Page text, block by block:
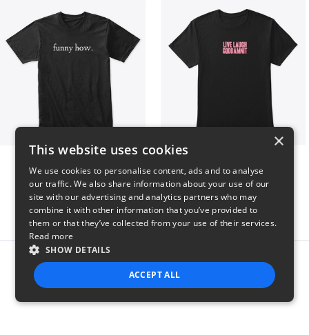
$25 $17
Report this product
×
This website uses cookies
We use cookies to personalise content, ads and to analyse
our traffic. We also share information about your use of our
site with our advertising and analytics partners who may
combine it with other information that you’ve provided to
them or that they’ve collected from your use of their services.
Read more
SHOW DETAILS
ACCEPT ALL
STRICTLY NECESSARY PERFORMANCE